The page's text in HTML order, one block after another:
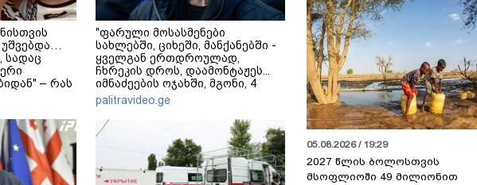
სადაც
– რას
"ფარული მოსასმენები
სახლებში, ციხეში, მანქანებში -
ყველგან ერთდროულად,
ჩხრეკის დროს, დაამონტაჟეს...
იმნაძეების ოჯახში, მგონი, 4
მოსასმენი იყო..." - ეკა კუპატაძე
palitravideo.ge
05.08.2026 / 19:29
2027 წლის ბოლოსთვის
მსოფლიოში 49 მილიონით